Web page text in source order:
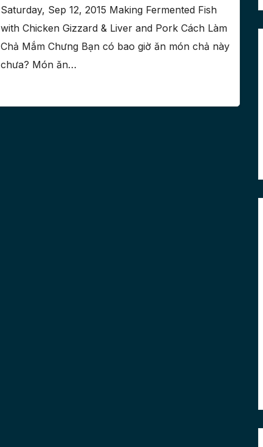
Saturday, Sep 12, 2015 Making Fermented Fish
with Chicken Gizzard & Liver and Pork Cách Làm
Chả Mắm Chưng Bạn có bao giờ ăn món chả này
chưa? Món ăn…